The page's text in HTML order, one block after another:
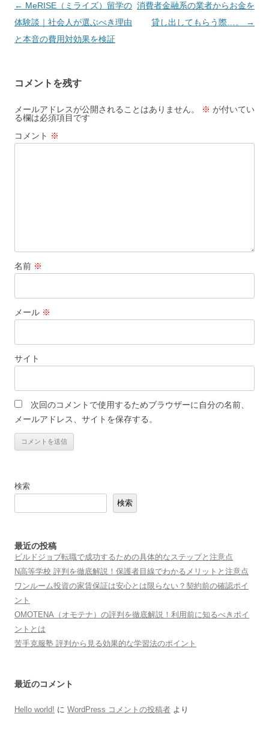
投
稿
ナ
ー
シ
ョ
ン
← MeRISE（ミライズ）留学の
体験談｜社会人が選ぶべき理由
と本音の費用対効果を検証
消費者金融系の業者からお金を
貸し出してもらう際…。
→
コメントを残す
メールアドレスが公開されることはありません。 ※ が付いてい
る欄は必須項目です
コメント ※
名前 ※
メール ※
サイト
次回のコメントで使用するためブラウザーに自分の名前、
メールアドレス、サイトを保存する。
検索
検索
最近の投稿
ビルドジョブ転職で成功するための具体的なステップと注意点
N高等学校 評判を徹底解説！保護者目線でわかるメリットと注意点
ワンルーム投資の家賃保証は安心とは限らない？契約前の確認ポイ
ント
OMOTENA（オモテナ）の評判を徹底解説！利用前に知るべきポイ
ントとは
苦手克服塾 評判から見る効果的な学習法のポイント
最近のコメント
Hello world! に WordPress コメントの投稿者 より